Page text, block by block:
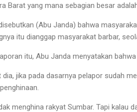
Barat yang mana sebagian besar
(Abu Janda) bahwa
itu dianggap masyarakat barbar,
itu, Abu Janda menyatakan
dia, jika pada dasarnya pelapor sudah
menghina rakyat Sumbar. Tapi kalau